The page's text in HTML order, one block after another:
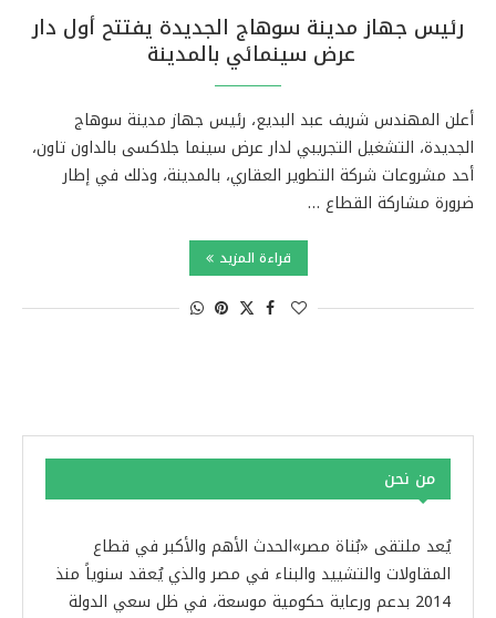
رئيس جهاز مدينة سوهاج الجديدة يفتتح أول دار
عرض سينمائي بالمدينة
أعلن المهندس شريف عبد البديع، رئيس جهاز مدينة سوهاج
الجديدة، التشغيل التجريبي لدار عرض سينما جلاكسى بالداون تاون،
أحد مشروعات شركة التطوير العقاري، بالمدينة، وذلك في إطار
ضرورة مشاركة القطاع …
قراءة المزيد
من نحن
يُعد ملتقى «بُناة مصر»الحدث الأهم والأكبر في قطاع
المقاولات والتشييد والبناء في مصر والذي يُعقد سنوياً منذ
2014 بدعم ورعاية حكومية موسعة، في ظل سعي الدولة